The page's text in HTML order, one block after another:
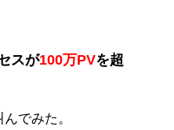
スが100万PVを超
でみた。